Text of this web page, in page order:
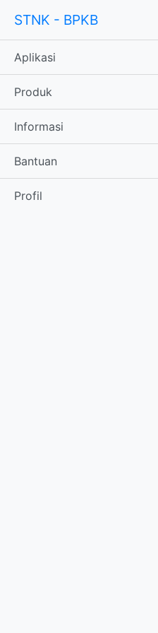
STNK - BPKB
Aplikasi
Produk
Informasi
Bantuan
Profil